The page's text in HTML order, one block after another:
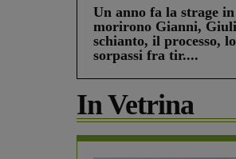
Un anno fa la strage
morirono Gianni,
schianto, il processo,
sorpassi fra tir....
In Vetrina